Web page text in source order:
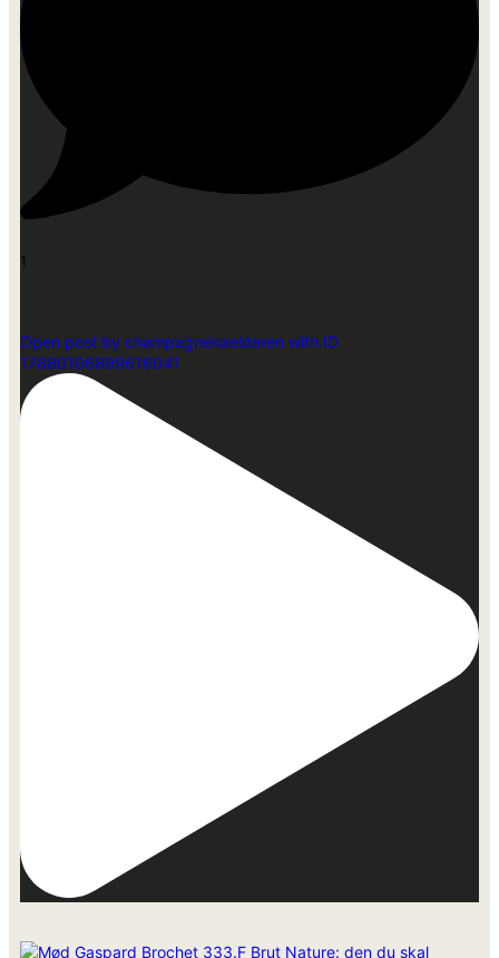
1
Open post by champagnekaelderen with ID
17880106899616041